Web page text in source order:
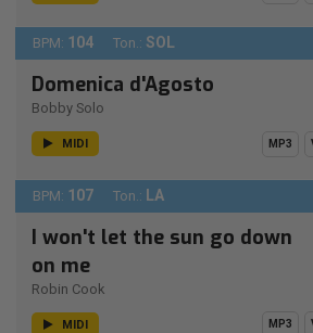
BPM: 104 Ton.: SOL
Domenica d'Agosto
Bobby Solo
MIDI MP3
BPM: 107 Ton.: LA
I won't let the sun go down
on me
Robin Cook
MIDI MP3